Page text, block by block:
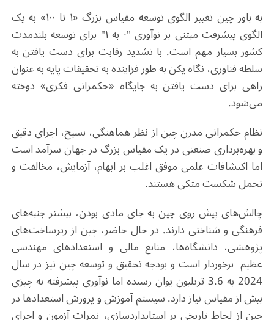
به باور چین تغییر الگوی توسعه مقیاس بزرگ «۱ تا ۱۰۰» به یک
الگوی پیشرفت مبتنی بر نوآوری "۰ به ۱" برای توسعه بلندمدت
کشور بسیار مهم است. با تشدید رقابت برای دست یافتن به
سلطه فناوری، نگاه پکن به طور فزاینده به تحقیقات پایه به عنوان
راهی برای دست یافتن به جایگاه «حکمرانی فکری» دوخته
می‌شود.
نظام حکمرانی مدرن چین از نظر هماهنگی، بسیج، اجرای دقیق
و بهره‌برداری صنعتی در یک مقیاس بزرگ در جهان سرآمد است
اما اکتشافات علمی موفق اغلب بر ابهام، آزمایش، مخالفت و
تحمل شکست متکی هستند.
چالش‌های پیش روی چین به ‌جای مادی بودن، بیشتر جنبه‌های
فرهنگی و شناختی دارند. در حال حاضر، چین از زیرساخت‌های
پژوهشی، دانشگاه‌ها، منابع مالی و استعدادهای مهندسی
عظیم برخوردار است و بودجه تحقیق و توسعه چین نیز در سال
2024 به 3.6 تریلیون یوان رسیده اما نوآوری پیشرفته به چیزی
بیش از مقیاس نیاز دارد. سیستم آموزش و پرورش استعدادها در
چین از لحاظ تاریخی بر استانداردسازی، نمرات آزمون و اجرای